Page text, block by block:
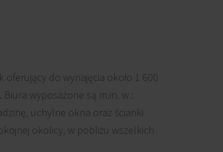
do wynajęcia około 1 600
wyposażone są m.in. w :
uchylne okna oraz ścianki
okolicy, w pobliżu wszelkich